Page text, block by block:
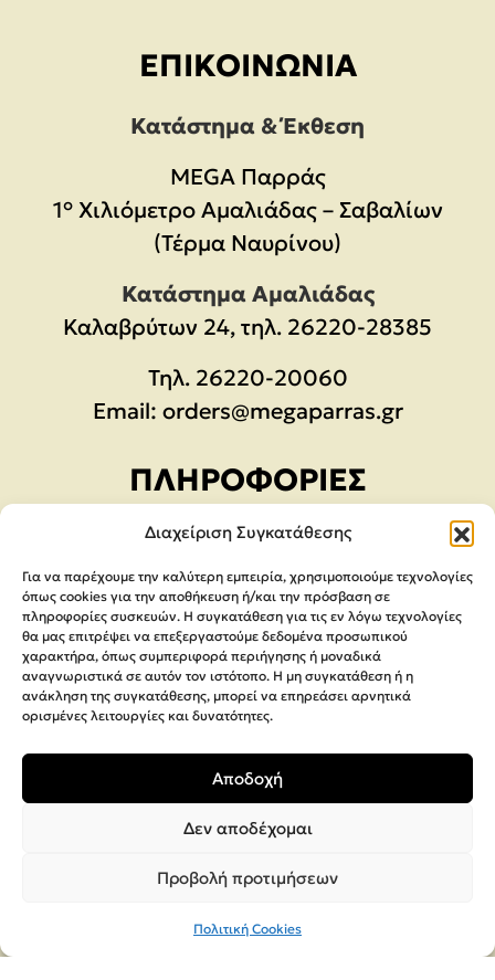
Διαχείριση Συγκατάθεσης
Για να παρέχουμε την καλύτερη εμπειρία, χρησιμοποιούμε τεχνολογίες
όπως cookies για την αποθήκευση ή/και την πρόσβαση σε
πληροφορίες συσκευών. Η συγκατάθεση για τις εν λόγω τεχνολογίες
θα μας επιτρέψει να επεξεργαστούμε δεδομένα προσωπικού
χαρακτήρα, όπως συμπεριφορά περιήγησης ή μοναδικά
αναγνωριστικά σε αυτόν τον ιστότοπο. Η μη συγκατάθεση ή η
ανάκληση της συγκατάθεσης, μπορεί να επηρεάσει αρνητικά
ορισμένες λειτουργίες και δυνατότητες.
Αποδοχή
Δεν αποδέχομαι
Προβολή προτιμήσεων
Πολιτική Cookies
ΕΠΙΚΟΙΝΩΝΊΑ
Κατάστημα & Έκθεση
MEGA Παρράς
1° Χιλιόμετρο Αμαλιάδας – Σαβαλίων
(Τέρμα Ναυρίνου)
Κατάστημα Αμαλιάδας
Καλαβρύτων 24, τηλ. 26220-28385
Τηλ. 26220-20060
Email: orders@megaparras.gr
ΠΛΗΡΟΦΟΡΊΕΣ
Πολιτική Απορρήτου
Όροι Χρήσης
Μέθοδοι Αποστολής & πληρωμής
Ακυρώσεις & Επιστροφές
Φόρμα Υπαναχώρησης